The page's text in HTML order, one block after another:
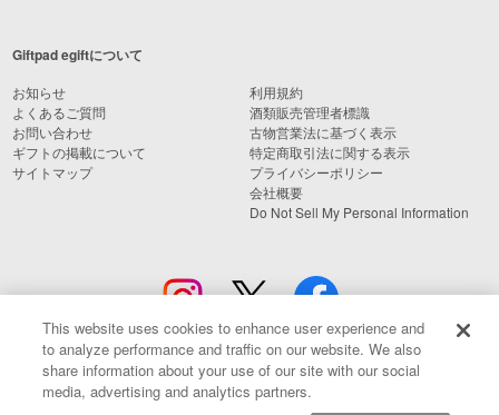
Giftpad egiftについて
お知らせ
よくあるご質問
お問い合わせ
ギフトの掲載について
サイトマップ
利用規約
酒類販売管理者標識
古物営業法に基づく表示
特定商取引法に関する表示
プライバシーポリシー
会社概要
Do Not Sell My Personal Information
© Giftpad Co., Ltd.
This website uses cookies to enhance user experience and
to analyze performance and traffic on our website. We also
share information about your use of our site with our social
media, advertising and analytics partners.